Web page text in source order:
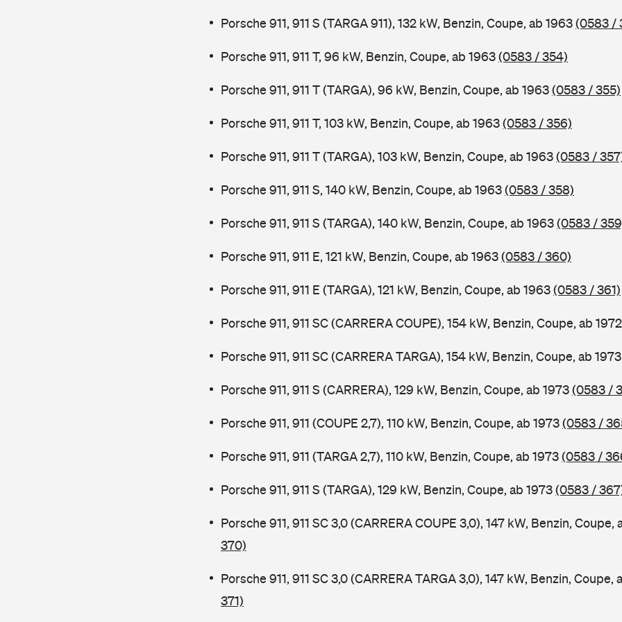
Porsche 911, 911 S (TARGA 911), 132 kW, Benzin, Coupe, ab 1963(0583 /
Porsche 911, 911 T, 96 kW, Benzin, Coupe, ab 1963(0583 / 354)
Porsche 911, 911 T (TARGA), 96 kW, Benzin, Coupe, ab 1963(0583 / 355)
Porsche 911, 911 T, 103 kW, Benzin, Coupe, ab 1963(0583 / 356)
Porsche 911, 911 T (TARGA), 103 kW, Benzin, Coupe, ab 1963(0583 /
Porsche 911, 911 S, 140 kW, Benzin, Coupe, ab 1963(0583 / 358)
Porsche 911, 911 S (TARGA), 140 kW, Benzin, Coupe, ab 1963(0583 /
Porsche 911, 911 E, 121 kW, Benzin, Coupe, ab 1963(0583 / 360)
Porsche 911, 911 E (TARGA), 121 kW, Benzin, Coupe, ab 1963(0583 / 361)
Porsche 911, 911 SC (CARRERA COUPE), 154 kW, Benzin, Coupe, ab 1972
Porsche 911, 911 SC (CARRERA TARGA), 154 kW, Benzin, Coupe, ab 1973
Porsche 911, 911 S (CARRERA), 129 kW, Benzin, Coupe, ab 1973(0583 /
Porsche 911, 911 (COUPE 2,7), 110 kW, Benzin, Coupe, ab 1973(0583 /
Porsche 911, 911 (TARGA 2,7), 110 kW, Benzin, Coupe, ab 1973(0583 /
Porsche 911, 911 S (TARGA), 129 kW, Benzin, Coupe, ab 1973(0583 /
Porsche 911, 911 SC 3,0 (CARRERA COUPE 3,0), 147 kW, Benzin, Coupe,
370)
Porsche 911, 911 SC 3,0 (CARRERA TARGA 3,0), 147 kW, Benzin, Coupe,
371)